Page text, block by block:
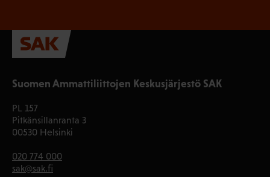
Suomen Ammattiliittojen Keskusjärjestö SAK
PL 157
Pitkänsillanranta 3
00530 Helsinki
020 774 000
sak@sak.fi